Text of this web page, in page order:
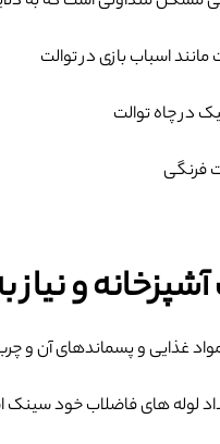
اسباب بازی در توالت
در چاه توالت
فرنگی
و نیاز
غذایی و پسماندهای آن و
لوله های فاضلاب خود